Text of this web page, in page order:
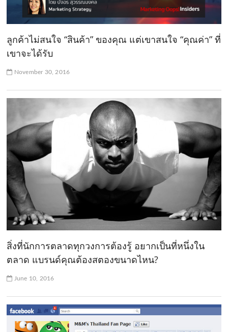
ลูกค้าไม่สนใจ “สินค้า” ของคุณ แต่เขาสนใจ “คุณค่า” ที่
เขาจะได้รับ
November 30, 2016
สิ่งที่นักการตลาดทุกวงการต้องรู้ อยากเป็นที่หนึ่งใน
ตลาด แบรนด์คุณต้องสตองขนาดไหน?
June 10, 2016